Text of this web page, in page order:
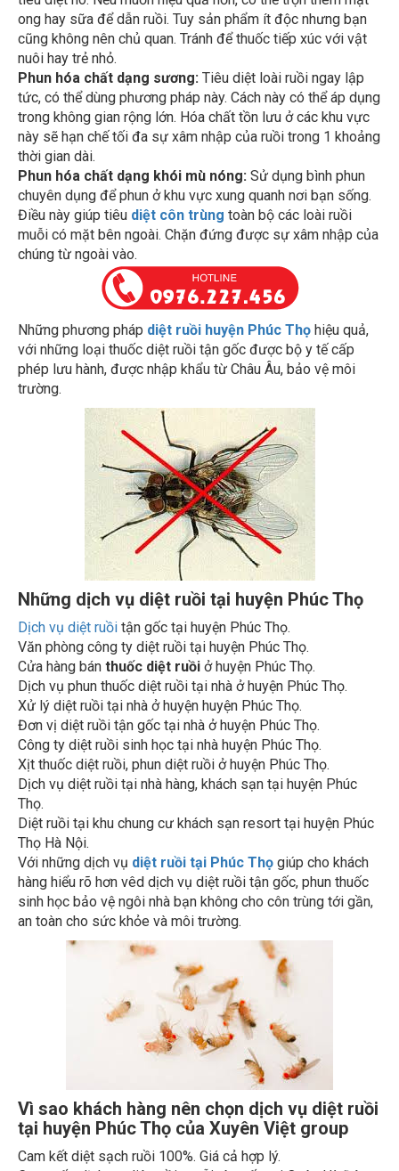
ong hay sữa để dẫn ruồi. Tuy sản phẩm ít độc nhưng bạn
cũng không nên chủ quan. Tránh để thuốc tiếp xúc với vật
nuôi hay trẻ nhỏ.
Phun hóa chất dạng sương:
Tiêu diệt loài ruồi ngay lập
tức, có thể dùng phương pháp này. Cách này có thể áp dụng
trong không gian rộng lớn. Hóa chất tồn lưu ở các khu vực
này sẽ hạn chế tối đa sự xâm nhập của ruồi trong 1 khoảng
thời gian dài.
Phun hóa chất dạng khói mù nóng:
Sử dụng bình phun
chuyên dụng để phun ở khu vực xung quanh nơi bạn sống.
Điều này giúp tiêudiệt côn trùngtoàn bộ các loài ruồi
muỗi có mặt bên ngoài. Chặn đứng được sự xâm nhập của
chúng từ ngoài vào.
Những phương pháp diệt ruồi huyện Phúc Thọ
hiệu quả,
với những loại thuốc diệt ruồi tận gốc được bộ y tế cấp
phép lưu hành, được nhập khẩu từ Châu Âu, bảo vệ môi
trường.
Những dịch vụ diệt ruồi tại huyện Phúc Thọ
Dịch vụ diệt ruồi tận gốc tại huyện Phúc Thọ.
Văn phòng công ty diệt ruồi tại huyện Phúc Thọ.
Cửa hàng bánthuốc diệt ruồiở huyện Phúc Thọ.
Dịch vụ phun thuốc diệt ruồi tại nhà ở huyện Phúc Thọ.
Xử lý diệt ruồi tại nhà ở huyện huyện Phúc Thọ.
Đơn vị diệt ruồi tận gốc tại nhà ở huyện Phúc Thọ.
Công ty diệt ruồi sinh học tại nhà huyện Phúc Thọ.
Xịt thuốc diệt ruồi, phun diệt ruồi ở huyện Phúc Thọ.
Dịch vụ diệt ruồi tại nhà hàng, khách sạn tại huyện Phúc
Thọ.
Diệt ruồi tại khu chung cư khách sạn resort tại huyện Phúc
Thọ Hà Nội.
Với những dịch vụ
diệt ruồi tại Phúc Thọ
giúp cho khách
hàng hiểu rõ hơn vêd dịch vụ diệt ruồi tận gốc, phun thuốc
sinh học bảo vệ ngôi nhà bạn không cho côn trùng tới gần,
an toàn cho sức khỏe và môi trường.
Vì sao khách hàng nên chọn dịch vụ diệt ruồi
tại huyện Phúc Thọ của Xuyên Việt group
Cam kết diệt sạch ruồi 100%. Giá cả hợp lý.
Cung cấp dịch vụ diệt ruồi, muỗi tận gốc tại Quận Hà Đông